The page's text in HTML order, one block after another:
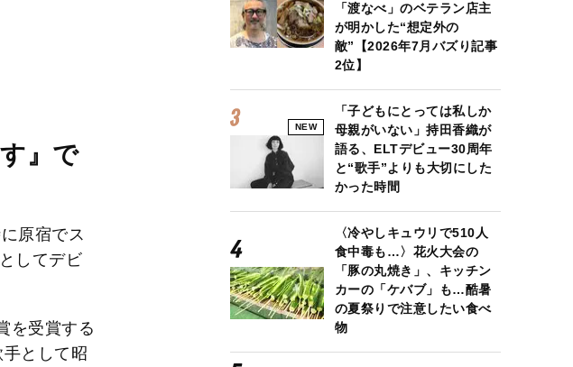
』で
原宿でス
してデビ
を受賞する
として昭
「渡なべ」のベテラン店主
が明かした“想定外の
敵”【2026年7月バズり記事
2位】
NEW
「子どもにとっては私しか
母親がいない」持田香織が
語る、ELTデビュー30周年
と“歌手”よりも大切にした
かった時間
〈冷やしキュウリで510人
食中毒も…〉花火大会の
「豚の丸焼き」、キッチン
カーの「ケバブ」も…酷暑
の夏祭りで注意したい食べ
物